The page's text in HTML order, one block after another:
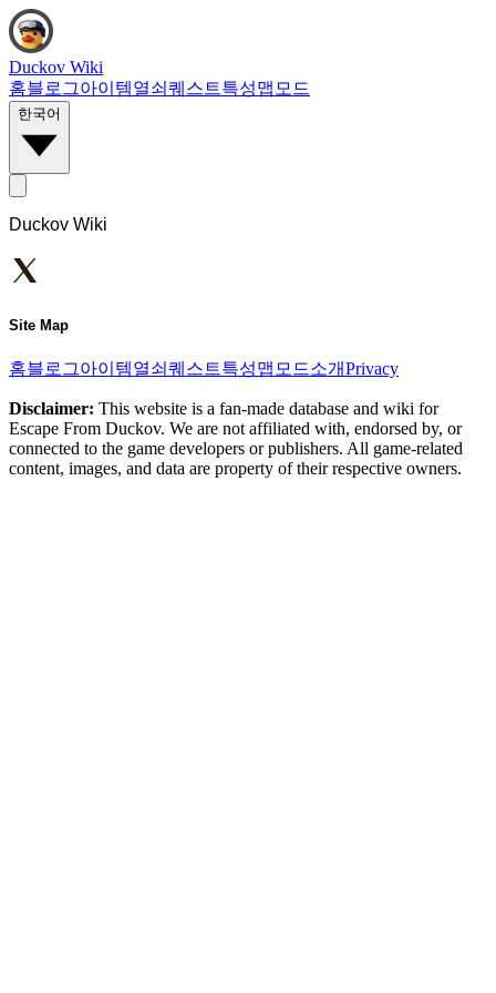
Duckov Wiki
홈블로그아이템열쇠 퀘스트특성맵 모드
한국어
Duckov Wiki
Site Map
홈블로그아이템열쇠 퀘스트특성맵 모드소개Privacy
Disclaimer: This website is a fan-made database and wiki for
Escape From Duckov. We are not affiliated with, endorsed by, or
connected to the game developers or publishers. All game-related
content, images, and data are property of their respective owners.